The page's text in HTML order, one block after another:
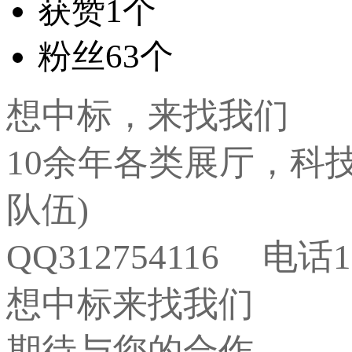
获赞1个
粉丝63个
想中标，来找我们
10余年各类展厅，科
队伍)
QQ312754116 电话
想中标来找我们